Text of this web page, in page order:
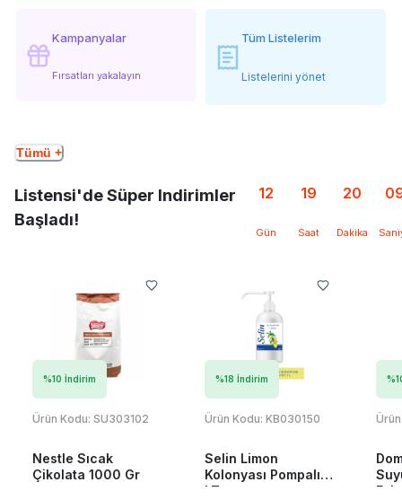
Kampanyalar
Fırsatları yakalayın
Tüm Listelerim
Listelerini yönet
Tümü +
Listensi'de Süper Indirimler
Başladı!
12
Gün
19
Saat
20
Dakika
%10 İndirim
Ürün Kodu: SU303102
Nestle Sıcak
Çikolata 1000 Gr
%18 İndirim
Ürün Kodu: KB030150
Selin Limon
Kolonyası Pompalı 1
LT
%